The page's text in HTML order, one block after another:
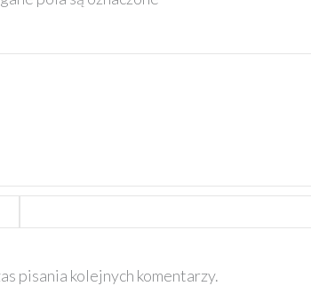
mail*
pisania kolejnych komentarzy.